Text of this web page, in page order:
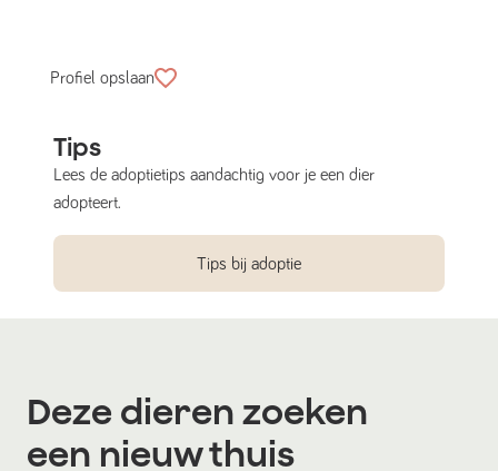
Profiel opslaan
Tips
Lees de adoptietips aandachtig voor je een dier
adopteert.
Tips bij adoptie
Deze dieren zoeken
een nieuw thuis